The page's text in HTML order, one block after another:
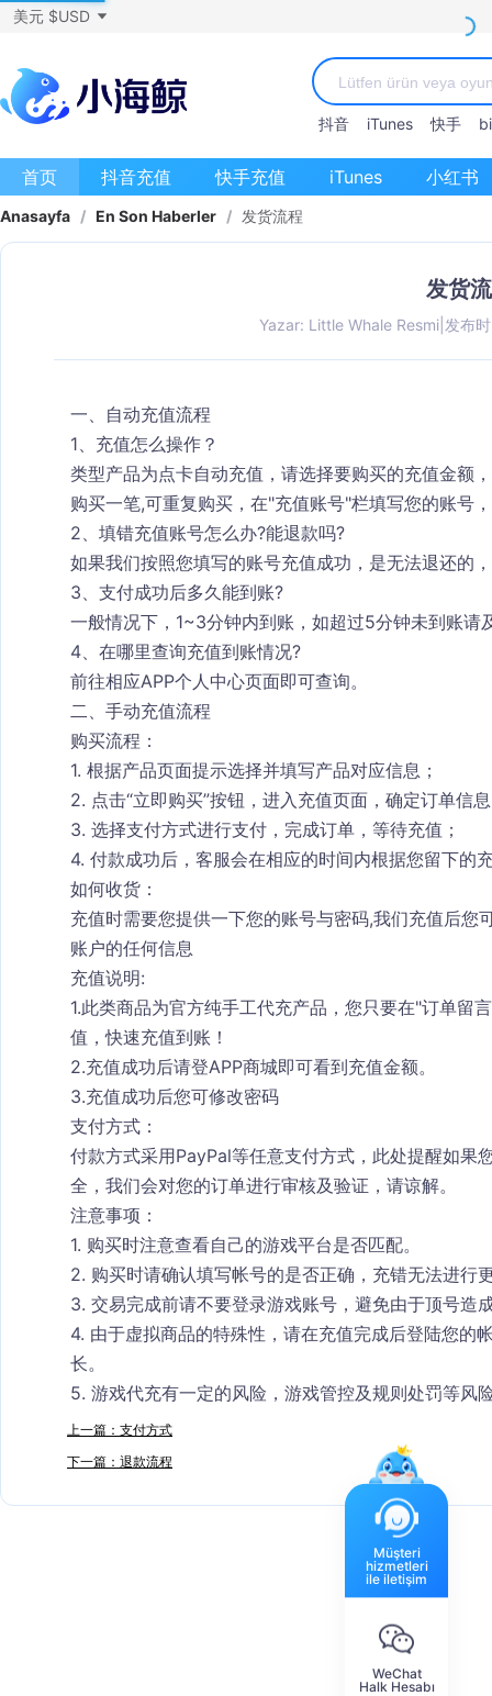
美元 $USD
抖音 iTunes 快手
首页 抖音充值 快手充值 iTunes 小红书
Anasayfa / En Son Haberler / 发货流程
发货
Yazar: Little Whale Resmi 发布
一、自动充值流程
1、充值怎么操作？
类型产品为点卡自动充值，请选择要购买的充值金额
购买一笔,可重复购买，在"充值账号"栏填写您的账号
2、填错充值账号怎么办?能退款吗?
如果我们按照您填写的账号充值成功，是无法退还的
3、支付成功后多久能到账?
一般情况下，1~3分钟内到账，如超过5分钟未到账请
4、在哪里查询充值到账情况?
前往相应APP个人中心页面即可查询。
二、手动充值流程
购买流程：
1. 根据产品页面提示选择并填写产品对应信息；
2. 点击“立即购买”按钮，进入充值页面，确定订单信
3. 选择支付方式进行支付，完成订单，等待充值；
4. 付款成功后，客服会在相应的时间内根据您留下的
如何收货：
充值时需要您提供一下您的账号与密码,我们充值后您
账户的任何信息
充值说明:
1.此类商品为官方纯手工代充产品，您只要在"订单留
值，快速充值到账！
2.充值成功后请登APP商城即可看到充值金额。
3.充值成功后您可修改密码
支付方式：
付款方式采用PayPal等任意支付方式，此处提醒如果
全，我们会对您的订单进行审核及验证，请谅解。
注意事项：
1. 购买时注意查看自己的游戏平台是否匹配。
2. 购买时请确认填写帐号的是否正确，充错无法进行
3. 交易完成前请不要登录游戏账号，避免由于顶号造
4. 由于虚拟商品的特殊性，请在充值完成后登陆您的
长。
5. 游戏代充有一定的风险，游戏管控及规则处罚等风
上一篇：支付方式
下一篇：退款流程
Müşteri
hizmetleri
ile iletişim
WeChat
Halk Hesabı